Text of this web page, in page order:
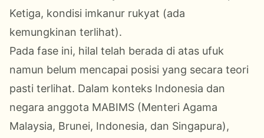
Ketiga, kondisi imkanur rukyat (ada
kemungkinan terlihat).
Pada fase ini, hilal telah berada di atas ufuk
namun belum mencapai posisi yang secara teori
pasti terlihat. Dalam konteks Indonesia dan
negara anggota MABIMS (Menteri Agama
Malaysia, Brunei, Indonesia, dan Singapura),